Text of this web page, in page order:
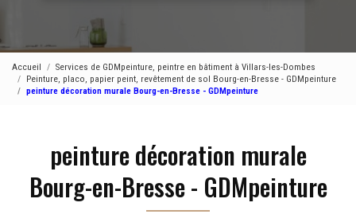
Accueil
Services de GDMpeinture, peintre en bâtiment à Villars-les-Dombes
Peinture, placo, papier peint, revêtement de sol Bourg-en-Bresse - GDMpeinture
peinture décoration murale Bourg-en-Bresse - GDMpeinture
peinture décoration murale
Bourg-en-Bresse - GDMpeinture